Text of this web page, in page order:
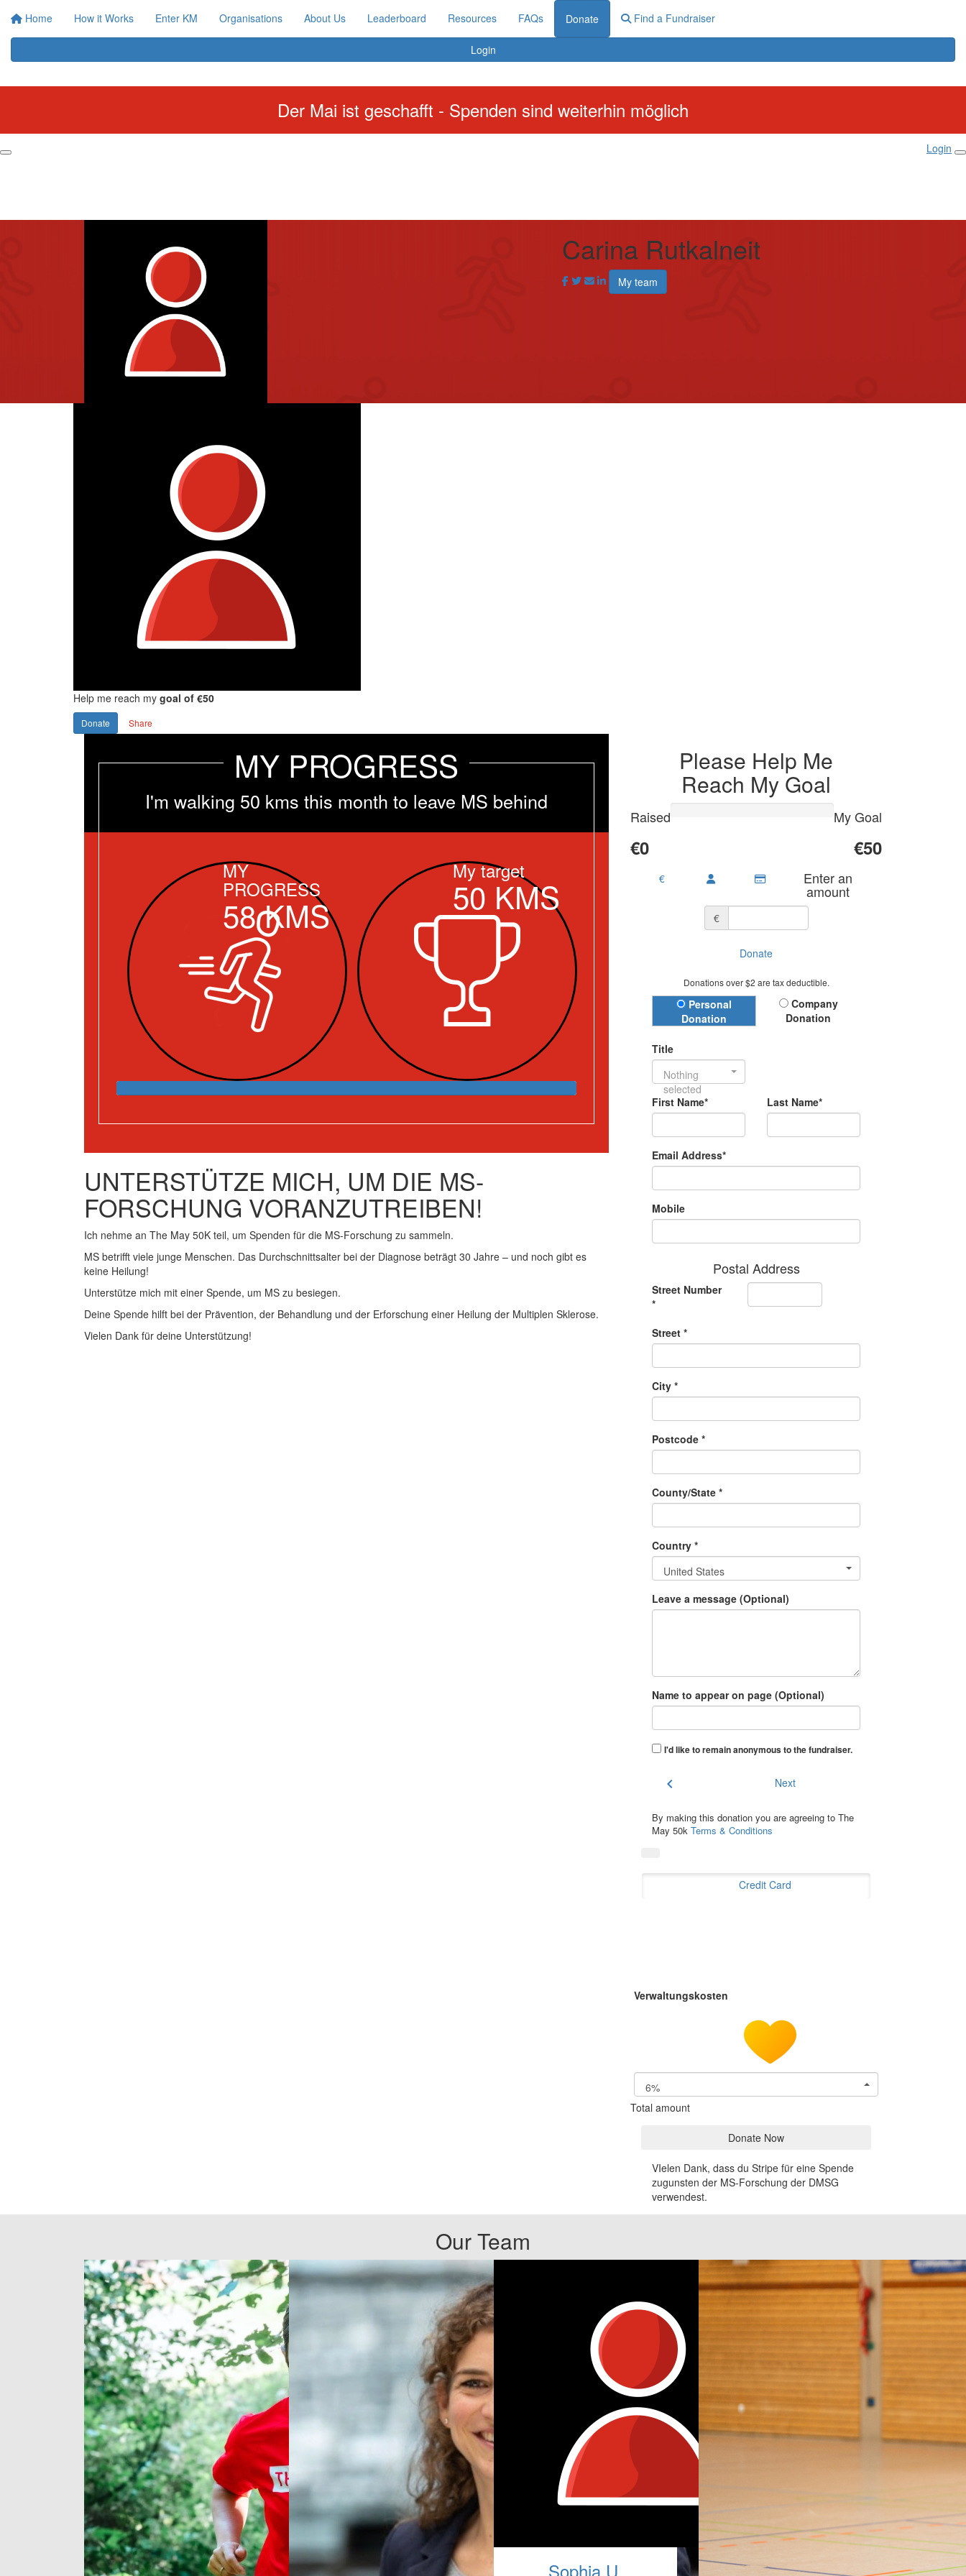
Home How it Works Enter KM Organisations About Us Leaderboard Resources FAQs Donate Find a Fundraiser
Login
Der Mai ist geschafft - Spenden sind weiterhin möglich
Login
Carina Rutkalneit
My team
Help me reach my goal of €50
Donate Share
Please Help Me
Reach My Goal
Raised
€0
My Goal
€50
€ Enter an
amount
€
Donate
Donations over $2 are tax deductible.
Donation Type
Personal
Donation
Company
Donation
Title
Nothing
selected
First Name*
Last Name*
Email Address*
Mobile
Postal Address
Street Number
*
Street *
City *
Postcode *
County/State *
Country *
United States
Leave a message (Optional)
Name to appear on page (Optional)
I'd like to remain anonymous to the fundraiser.
chevron_left Next
By making this donation you are agreeing to The
May 50k Terms & Conditions
Credit Card
Verwaltungskosten
6%
Total amount
Donate Now
VIelen Dank, dass du Stripe für eine Spende
zugunsten der MS-Forschung der DMSG
verwendest.
MY PROGRESS
I'm walking 50 kms this month to leave MS behind
MY
PROGRESS
58KMS
My target
50 KMS
UNTERSTÜTZE MICH, UM DIE MS-
FORSCHUNG VORANZUTREIBEN!
Ich nehme an The May 50K teil, um Spenden für die MS-Forschung zu sammeln.
MS betrifft viele junge Menschen. Das Durchschnittsalter bei der Diagnose beträgt 30 Jahre – und noch gibt es
keine Heilung!
Unterstütze mich mit einer Spende, um MS zu besiegen.
Deine Spende hilft bei der Prävention, der Behandlung und der Erforschung einer Heilung der Multiplen Sklerose.
Vielen Dank für deine Unterstützung!
Our Team
Sophia U.